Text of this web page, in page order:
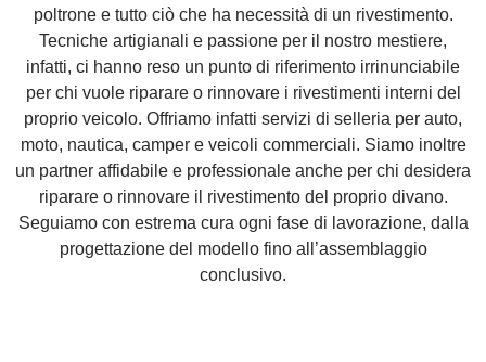
poltrone e tutto ciò che ha necessità di un rivestimento.
Tecniche artigianali e passione per il nostro mestiere,
infatti, ci hanno reso un punto di riferimento irrinunciabile
per chi vuole riparare o rinnovare i rivestimenti interni del
proprio veicolo. Offriamo infatti servizi di selleria per auto,
moto, nautica, camper e veicoli commerciali. Siamo inoltre
un partner affidabile e professionale anche per chi desidera
riparare o rinnovare il rivestimento del proprio divano.
Seguiamo con estrema cura ogni fase di lavorazione, dalla
progettazione del modello fino all’assemblaggio
conclusivo.